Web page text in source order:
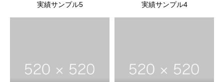
実績サンプル5 実績サンプル4